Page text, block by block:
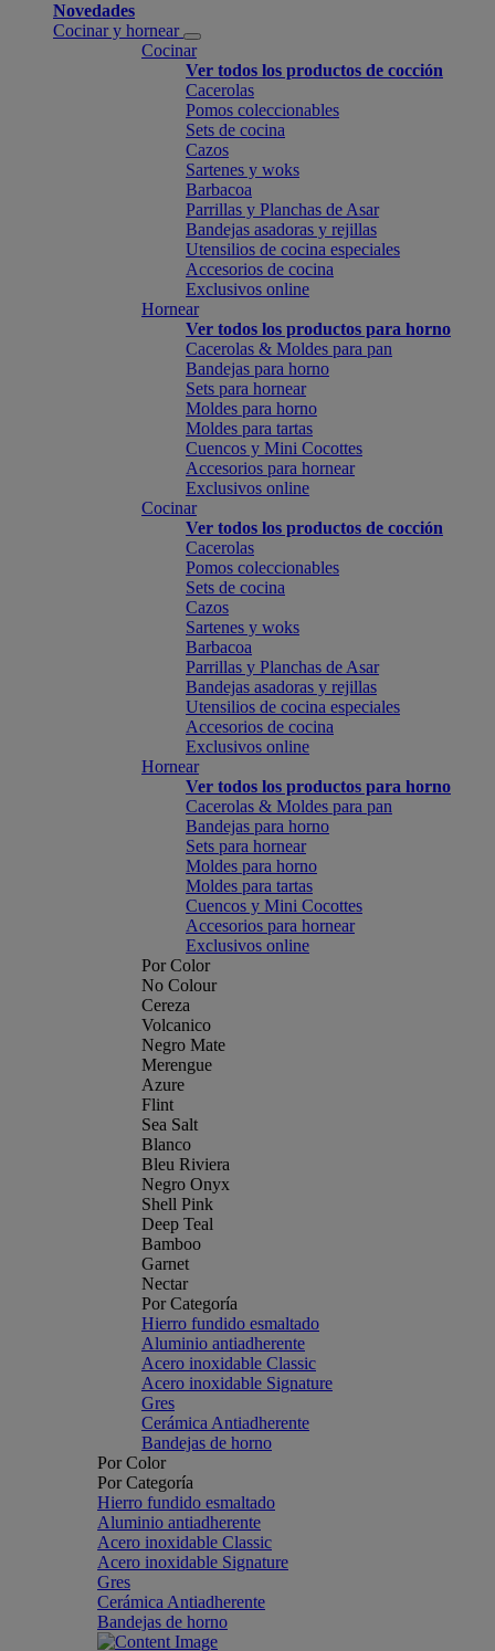
Novedades
Cocinar y hornear
Cocinar
Ver todos los productos de cocción
Cacerolas
Pomos coleccionables
Sets de cocina
Cazos
Sartenes y woks
Barbacoa
Parrillas y Planchas de Asar
Bandejas asadoras y rejillas
Utensilios de cocina especiales
Accesorios de cocina
Exclusivos online
Hornear
Ver todos los productos para horno
Cacerolas & Moldes para pan
Bandejas para horno
Sets para hornear
Moldes para horno
Moldes para tartas
Cuencos y Mini Cocottes
Accesorios para hornear
Exclusivos online
Cocinar
Ver todos los productos de cocción
Cacerolas
Pomos coleccionables
Sets de cocina
Cazos
Sartenes y woks
Barbacoa
Parrillas y Planchas de Asar
Bandejas asadoras y rejillas
Utensilios de cocina especiales
Accesorios de cocina
Exclusivos online
Hornear
Ver todos los productos para horno
Cacerolas & Moldes para pan
Bandejas para horno
Sets para hornear
Moldes para horno
Moldes para tartas
Cuencos y Mini Cocottes
Accesorios para hornear
Exclusivos online
Por Color
No Colour
Cereza
Volcanico
Negro Mate
Merengue
Azure
Flint
Sea Salt
Blanco
Bleu Riviera
Negro Onyx
Shell Pink
Deep Teal
Bamboo
Garnet
Nectar
Por Categoría
Hierro fundido esmaltado
Aluminio antiadherente
Acero inoxidable Classic
Acero inoxidable Signature
Gres
Cerámica Antiadherente
Bandejas de horno
Por Color
Por Categoría
Hierro fundido esmaltado
Aluminio antiadherente
Acero inoxidable Classic
Acero inoxidable Signature
Gres
Cerámica Antiadherente
Bandejas de horno